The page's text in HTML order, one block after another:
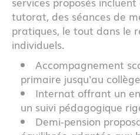
tutorat, des séances de
pratiques, le tout dans le
individuels.
Accompagnement
primaire jusqu'au collège
Internat offrant un
un suivi pédagogique
Demi-pension